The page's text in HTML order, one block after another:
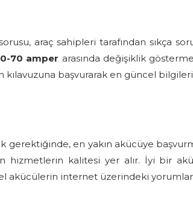
araç sahipleri tarafından sıkça
70 amper arasında değişiklik
kılavuzuna başvurarak en güncel
gerektiğinde, en yakın akücüye
hizmetlerin kalitesi yer alır. İyi bir
akücülerin internet üzerindeki